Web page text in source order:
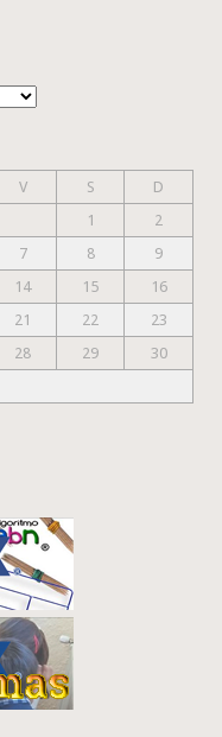
V S
D
1
2
7 8
9
14 15
16
21 22
23
28 29
30